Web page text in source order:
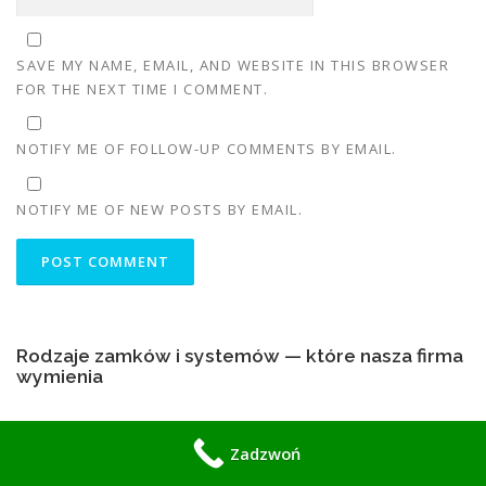
SAVE MY NAME, EMAIL, AND WEBSITE IN THIS BROWSER
FOR THE NEXT TIME I COMMENT.
NOTIFY ME OF FOLLOW-UP COMMENTS BY EMAIL.
NOTIFY ME OF NEW POSTS BY EMAIL.
Rodzaje zamków i systemów — które nasza firma
wymienia
Zadzwoń